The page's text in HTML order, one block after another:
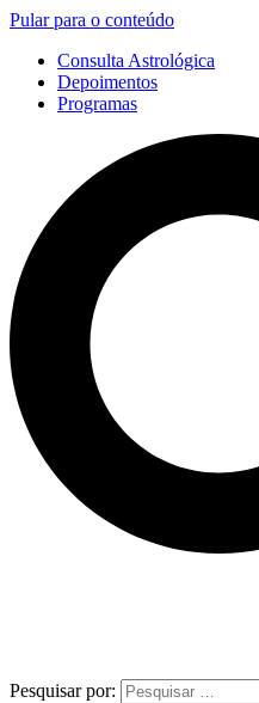
Pular para o conteúdo
Consulta Astrológica
Depoimentos
Programas
Pesquisar por: